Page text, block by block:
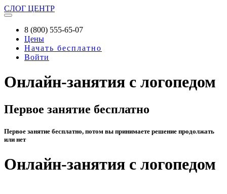
СЛОГ ЦЕНТР
8 (800) 555-65-07
Цены
Начать бесплатно
Войти
Онлайн-занятия с логопедом
Первое занятие бесплатно
Первое занятие бесплатно, потом вы принимаете решение продолжать
или нет
Онлайн-занятия с логопедом